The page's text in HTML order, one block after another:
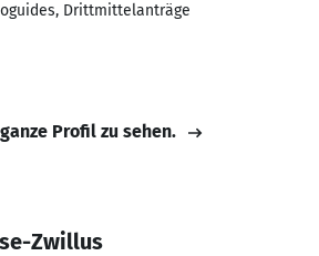
Drittmittelanträge
Profil zu sehen.
Zwillus